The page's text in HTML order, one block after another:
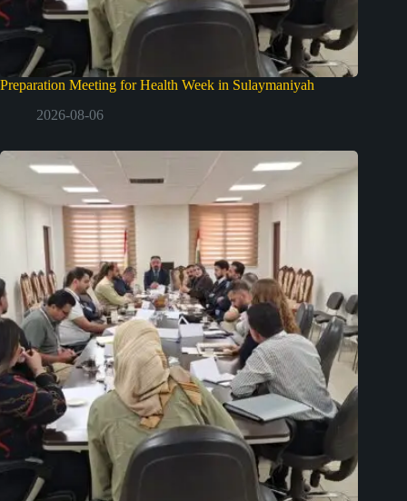
Preparation Meeting for Health Week in Sulaymaniyah
2026-08-06